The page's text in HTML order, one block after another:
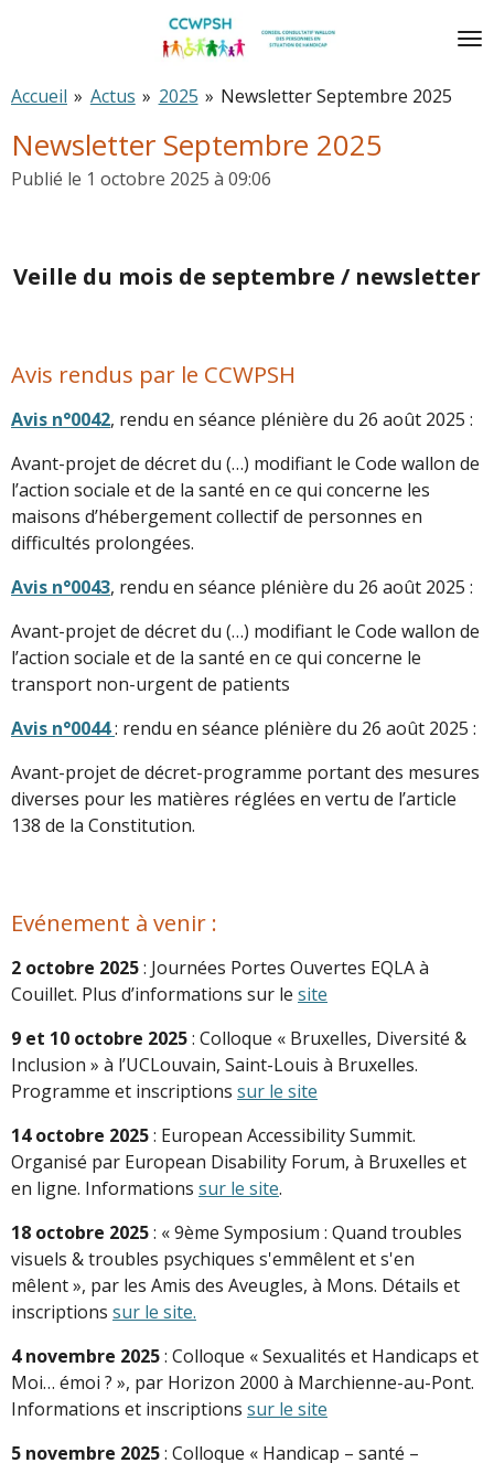
principal
Accueil » Actus » 2025 » Newsletter Septembre 2025
Newsletter Septembre 2025
Publié le 1 octobre 2025 à 09:06
Veille du mois de septembre / newsletter
Avis rendus par le CCWPSH
Avis n°0042, rendu en séance plénière du 26 août 2025 :
Avant-projet de décret du (…) modifiant le Code wallon de
l’action sociale et de la santé en ce qui concerne les
maisons d’hébergement collectif de personnes en
difficultés prolongées.
Avis n°0043, rendu en séance plénière du 26 août 2025 :
Avant-projet de décret du (…) modifiant le Code wallon de
l’action sociale et de la santé en ce qui concerne le
transport non-urgent de patients
Avis n°0044: rendu en séance plénière du 26 août 2025 :
Avant-projet de décret-programme portant des mesures
diverses pour les matières réglées en vertu de l’article
138 de la Constitution.
Evénement à venir :
2 octobre 2025: Journées Portes Ouvertes EQLA à
Couillet. Plus d’informations sur le site
9 et 10 octobre 2025: Colloque « Bruxelles, Diversité &
Inclusion » à l’UCLouvain, Saint-Louis à Bruxelles.
Programme et inscriptions sur le site
14 octobre 2025: European Accessibility Summit.
Organisé par European Disability Forum, à Bruxelles et
en ligne. Informations sur le site.
18 octobre 2025: « 9ème Symposium : Quand troubles
visuels & troubles psychiques s'emmêlent et s'en
mêlent », par les Amis des Aveugles, à Mons. Détails et
inscriptions sur le site.
4 novembre 2025: Colloque « Sexualités et Handicaps et
Moi… émoi ? », par Horizon 2000 à Marchienne-au-Pont.
Informations et inscriptions sur le site
5 novembre 2025: Colloque « Handicap – santé –